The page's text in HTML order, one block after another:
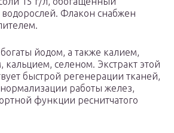
водорослей. Флакон снабжен
йодом, а также калием,
селеном. Экстракт этой
быстрой регенерации тканей,
работы желез,
функции реснитчатого